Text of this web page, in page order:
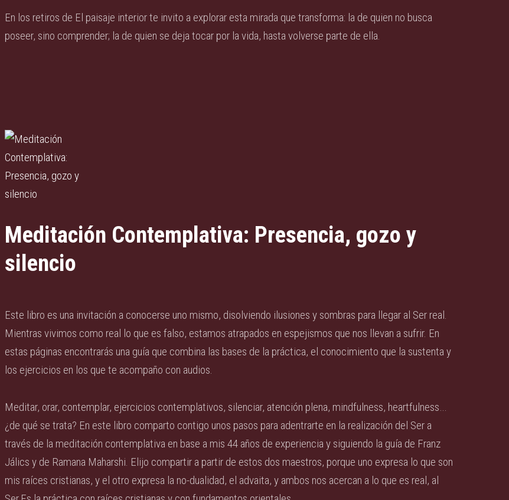
En los retiros de El paisaje interior te invito a explorar esta mirada que transforma: la de quien no busca
poseer, sino comprender; la de quien se deja tocar por la vida, hasta volverse parte de ella.
Meditación Contemplativa: Presencia, gozo y
silencio
Este libro es una invitación a conocerse uno mismo, disolviendo ilusiones y sombras para llegar al Ser real.
Mientras vivimos como real lo que es falso, estamos atrapados en espejismos que nos llevan a sufrir. En
estas páginas encontrarás una guía que combina las bases de la práctica, el conocimiento que la sustenta y
los ejercicios en los que te acompaño con audios.
Meditar, orar, contemplar, ejercicios contemplativos, silenciar, atención plena, mindfulness, heartfulness…
¿de qué se trata? En este libro comparto contigo unos pasos para adentrarte en la realización del Ser a
través de la meditación contemplativa en base a mis 44 años de experiencia y siguiendo la guía de Franz
Jálics y de Ramana Maharshi. Elijo compartir a partir de estos dos maestros, porque uno expresa lo que son
mis raíces cristianas, y el otro expresa la no-dualidad, el advaita, y ambos nos acercan a lo que es real, al